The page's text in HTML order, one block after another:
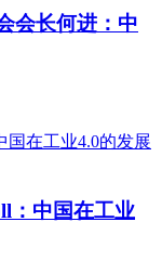
会长何进：中
：中国在工业